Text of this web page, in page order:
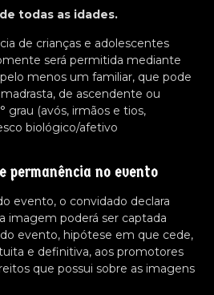
todas as idades.
de crianças e adolescentes
será permitida mediante
menos um familiar, que pode
de ascendente ou
grau (avós, irmãos e tios,
biológico/afetivo
permanência no evento
evento, o convidado declara
imagem poderá ser captada
evento, hipótese em que cede,
e definitiva, aos promotores
que possui sobre as imagens